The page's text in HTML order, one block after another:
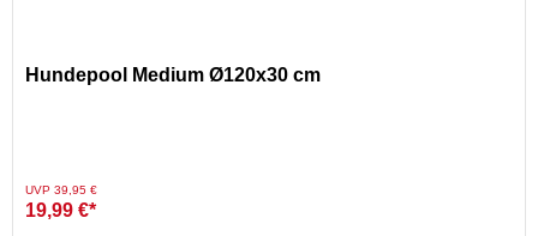
Hundepool Medium Ø120x30 cm
Preis reduziert von
UVP 39,95 €auf
19,99 €*